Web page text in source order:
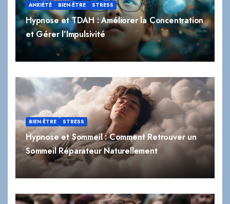
ANXIÉTÉ BIEN-ÊTRE STRESS
Hypnose et TDAH : Améliorer la Concentration
et Gérer l’Impulsivité
BIEN-ÊTRE STRESS
Hypnose et Sommeil : Comment Retrouver un
Sommeil Réparateur Naturellement